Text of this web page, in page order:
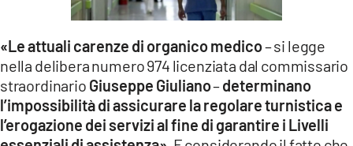
«Le attuali carenze di organico medico– si legge
nella delibera numero 974 licenziata dal commissario
straordinario Giuseppe Giuliano–determinano
l’impossibilità di assicurare la regolare turnistica e
l’erogazione dei servizi al fine di garantire i Livelli